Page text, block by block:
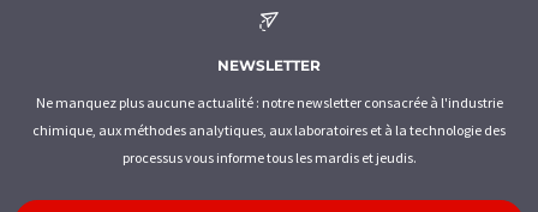
NEWSLETTER
Ne manquez plus aucune actualité : notre newsletter consacrée à l'industrie
chimique, aux méthodes analytiques, aux laboratoires et à la technologie des
processus vous informe tous les mardis et jeudis.